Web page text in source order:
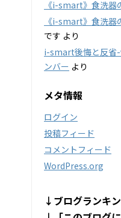
《i-smart》食洗器
《i-smart》食洗器
です より
i-smart後悔と反省-
ンバー より
メタ情報
ログイン
投稿フィード
コメントフィード
WordPress.org
↓ブログランキ